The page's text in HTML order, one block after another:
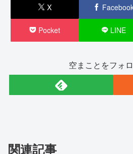
X
Pocket LINE
空まことをフォ
関連記事